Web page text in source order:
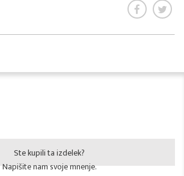
Ste kupili ta izdelek?
Napišite nam svoje mnenje.